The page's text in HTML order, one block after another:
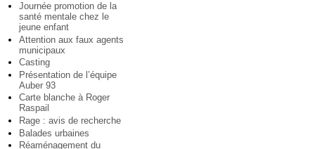
Journée promotion de la
santé mentale chez le
jeune enfant
Attention aux faux agents
municipaux
Casting
Présentation de l’équipe
Auber 93
Carte blanche à Roger
Raspail
Rage : avis de recherche
Balades urbaines
Réaménagement du